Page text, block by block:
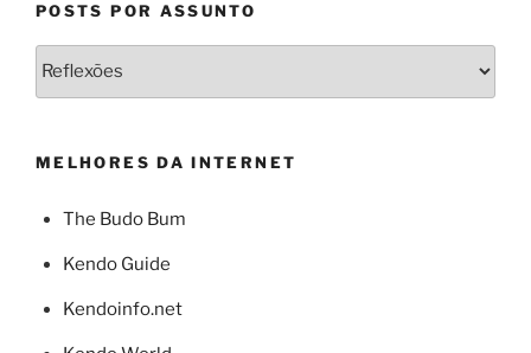
POSTS POR ASSUNTO
MELHORES DA INTERNET
The Budo Bum
Kendo Guide
Kendoinfo.net